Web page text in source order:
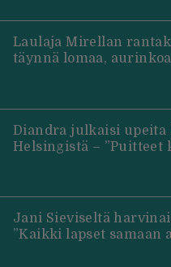
Laulaja Mirellan
täynnä lomaa,
Diandra julkaisi upeita
Helsingistä – ”Puitteet
Jani Sieviseltä
”Kaikki lapset samaan